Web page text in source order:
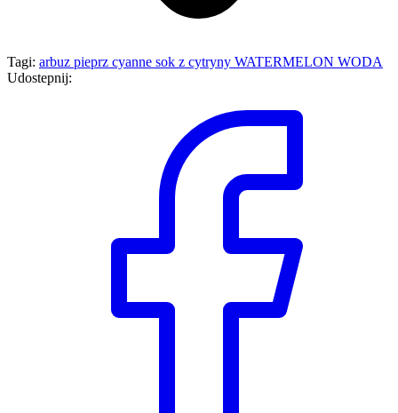
Tagi: arbuz pieprz cyanne sok z cytryny WATERMELON WODA
Udostepnij: